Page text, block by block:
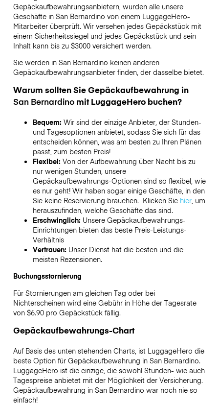
Gepäckaufbewahrungsanbietern, wurden alle unsere
Geschäfte in San Bernardino von einem LuggageHero-
Mitarbeiter überprüft. Wir versehen jedes Gepäckstück mit
einem Sicherheitssiegel und jedes Gepäckstück und sein
Inhalt kann bis zu $3000versichert werden.
Sie werden in San Bernardino keinen anderen
Gepäckaufbewahrungsanbieter finden, der dasselbe bietet.
Warum sollten Sie Gepäckaufbewahrung in
San Bernardinomit LuggageHero buchen?
Bequem: Wir sind der einzige Anbieter, der Stunden-
und Tagesoptionen anbietet, sodass Sie sich für das
entscheiden können, was am besten zu Ihren Plänen
passt, zum besten Preis!
Flexibel: Von der Aufbewahrung über Nacht bis zu
nur wenigen Stunden, unsere
Gepäckaufbewahrungs-Optionen sind so flexibel, wie
es nur geht! Wir haben sogar einige Geschäfte, in den
Sie keine Reservierung brauchen. Klicken Sie hier, um
herauszufinden, welche Geschäfte das sind.
Erschwinglich: Unsere Gepäckaufbewahrungs-
Einrichtungen bieten das beste Preis-Leistungs-
Verhältnis
Vertrauen: Unser Dienst hat die besten und die
meisten Rezensionen.
Buchungsstornierung
Für Stornierungen am gleichen Tag oder bei
Nichterscheinen wird eine Gebühr in Höhe der Tagesrate
von $6.90 pro Gepäckstück fällig.
Gepäckaufbewahrungs-Chart
Auf Basis des unten stehenden Charts, ist LuggageHero die
beste Option für Gepäckaufbewahrung in San Bernardino.
LuggageHero ist die einzige, die sowohl Stunden- wie auch
Tagespreise anbietet mit der Möglichkeit der Versicherung.
Gepäckaufbewahrung in San Bernardino war noch nie so
einfach!